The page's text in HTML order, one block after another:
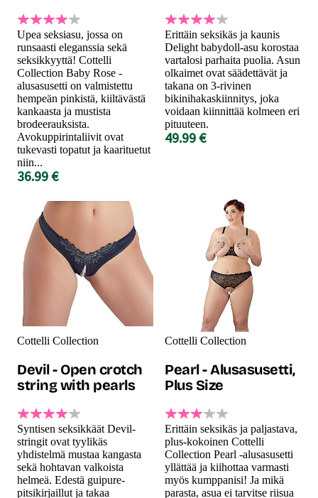
Upea seksiasu, jossa on
runsaasti eleganssia sekä
seksikkyyttä! Cottelli
Collection Baby Rose -
alusasusetti on valmistettu
hempeän pinkistä, kiiltävästä
kankaasta ja mustista
brodeerauksista.
Avokuppirintaliivit ovat
tukevasti topatut ja kaarituetut
niin...
36.99 €
Erittäin seksikäs ja kaunis
Delight babydoll-asu korostaa
vartalosi parhaita puolia. Asun
olkaimet ovat säädettävät ja
takana on 3-rivinen
bikinihakaskiinnitys, joka
voidaan kiinnittää kolmeen eri
pituuteen.
49.99 €
Cottelli Collection
Devil - Open crotch
string with pearls
Syntisen seksikkäät Devil-
stringit ovat tyylikäs
yhdistelmä mustaa kangasta
sekä hohtavan valkoista
helmeä. Edestä guipure-
pitsikirjaillut ja takaa
Cottelli Collection
Pearl - Alusasusetti,
Plus Size
Erittäin seksikäs ja paljastava,
plus-kokoinen Cottelli
Collection Pearl -alusasusetti
yllättää ja kiihottaa varmasti
myös kumppanisi! Ja mikä
parasta, asua ei tarvitse riisua